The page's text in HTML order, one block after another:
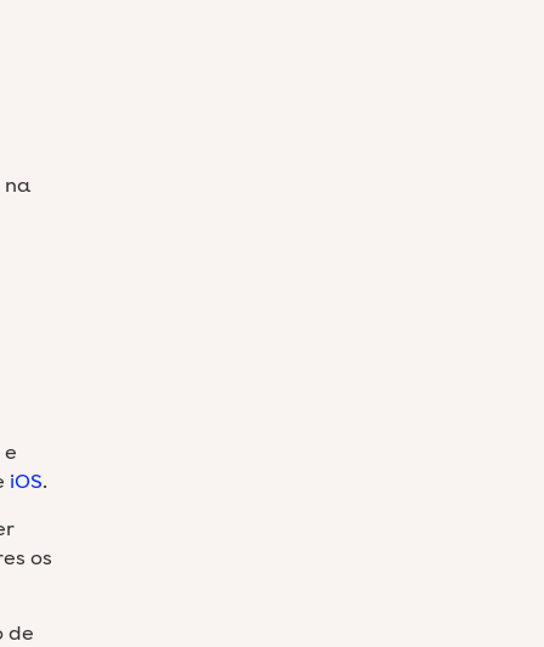
na
e
iOS.
os
de